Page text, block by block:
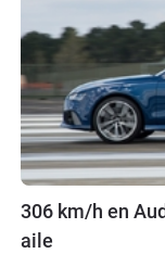
306 km/h en
aile